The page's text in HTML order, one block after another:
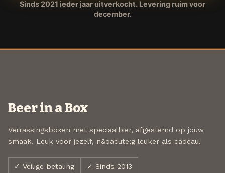
Sinds 2021 ieder jaar uitverkocht. Levering ruim voor
december.
Beer in a Box
Verrassingsboxen met speciaalbier, afgestemd op jouw
smaak. Leuk voor jezelf, n&oacute;g leuker als cadeau.
✓ Veilige betaling ✓ Sinds 2013